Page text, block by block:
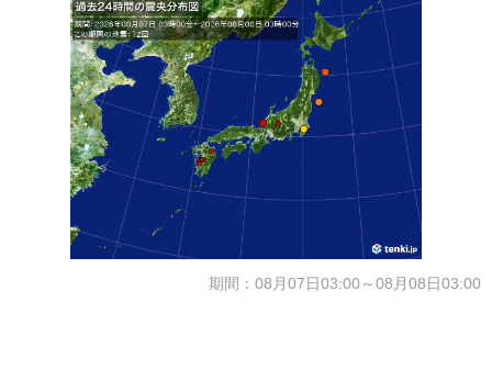
期間：08月07日03:00～08月08日03:00